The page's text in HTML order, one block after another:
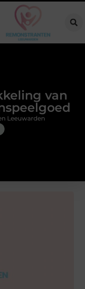
voor de toekomst van
van
Leeuwarden